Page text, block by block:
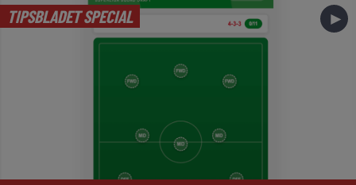
TIPSBLADET SPECIAL ►